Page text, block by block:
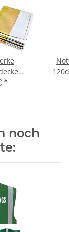
x 160 cm
*
noch